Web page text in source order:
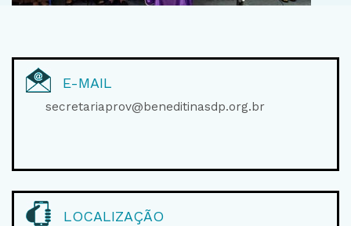
E-MAIL
secretariaprov@beneditinasdp.org.br
LOCALIZAÇÃO